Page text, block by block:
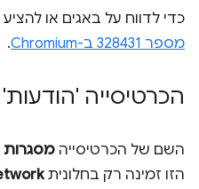
כדי לדווח על באגים או
מספר 328431 ב-Chromium
.
הכרטיסייה 'הודעות'
השם של הכרטיסייה מסגרות
הזו זמינה רק בחלונית